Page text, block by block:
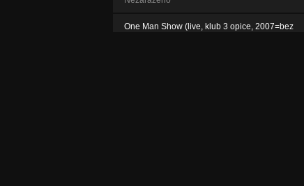
One Man Show (live, klub 3 opice, 2007=bez